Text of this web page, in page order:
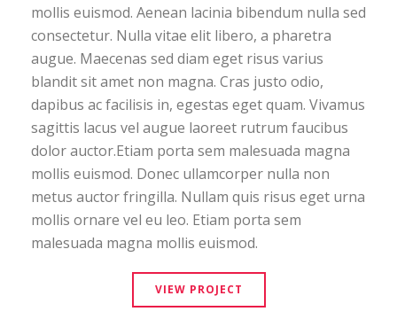
mollis euismod. Aenean lacinia bibendum nulla sed
consectetur. Nulla vitae elit libero, a pharetra
augue. Maecenas sed diam eget risus varius
blandit sit amet non magna. Cras justo odio,
dapibus ac facilisis in, egestas eget quam. Vivamus
sagittis lacus vel augue laoreet rutrum faucibus
dolor auctor.Etiam porta sem malesuada magna
mollis euismod. Donec ullamcorper nulla non
metus auctor fringilla. Nullam quis risus eget urna
mollis ornare vel eu leo. Etiam porta sem
malesuada magna mollis euismod.
VIEW PROJECT